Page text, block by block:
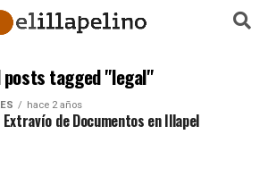
posts tagged "legal"
hace 2 años
Extravío de Documentos en Illapel